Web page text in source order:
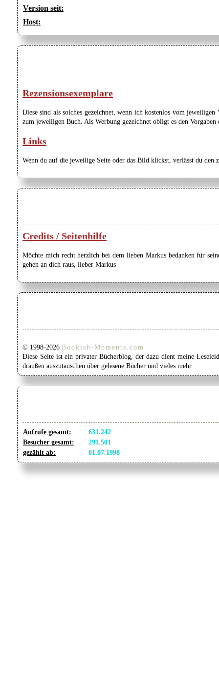
Version seit:
Host:
Rezensionsexemplare
Diese sind als solches gezeichnet, wenn ich kostenlos vom
zum jeweiligen Buch. Als Werbung gezeichnet obligt es den
Links
Wenn du auf die jeweilige Seite oder das Bild klickst, verlässt du den
Credits / Seitenhilfe
Möchte mich recht herzlich bei dem lieben Markus bedanken für
gehen an dich raus, lieber Markus
© 1998-2026 Bookish-Moments.com
Diese Seite ist ein privater Bücherblog, der dazu dient meine
draußen auszutauschen über gelesene Bücher und vieles mehr.
Aufrufe gesamt:
631.242
Besucher gesamt:
291.501
gezählt ab:
01.07.1998